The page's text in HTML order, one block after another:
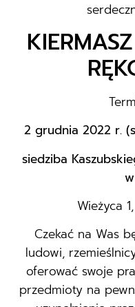
2 grudnia 2022 r.
siedziba
Wieżyca
Czekać na Was
ludowi,
oferować swoje
przedmioty na